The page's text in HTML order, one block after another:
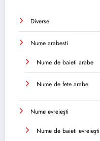
Diverse
Nume arabesti
Nume de baieti arabe
Nume de fete arabe
Nume evreiești
Nume de baieti evreiești